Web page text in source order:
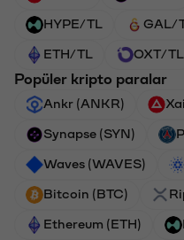
HYPE/TL GAL/
ETH/TL OXT/TL
Popüler kripto paralar
Ankr (ANKR)
Synapse (SYN)
Waves (WAVES)
Bitcoin (BTC)
Ethereum (ETH)